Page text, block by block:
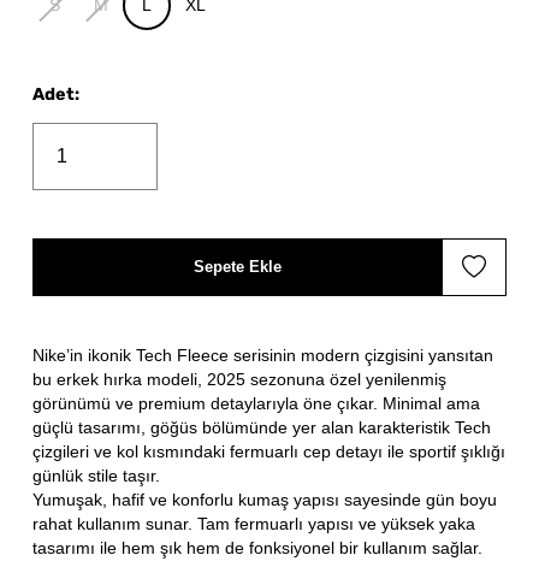
Nike’in ikonik Tech Fleece serisinin modern çizgisini yansıtan
bu erkek hırka modeli, 2025 sezonuna özel yenilenmiş
görünümü ve premium detaylarıyla öne çıkar. Minimal ama
güçlü tasarımı, göğüs bölümünde yer alan karakteristik Tech
çizgileri ve kol kısmındaki fermuarlı cep detayı ile sportif şıklığı
günlük stile taşır.
Yumuşak, hafif ve konforlu kumaş yapısı sayesinde gün boyu
rahat kullanım sunar. Tam fermuarlı yapısı ve yüksek yaka
tasarımı ile hem şık hem de fonksiyonel bir kullanım sağlar.
S M L XL
Adet:
Sepete Ekle